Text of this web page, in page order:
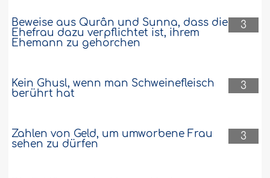
3
Beweise aus Qurân und Sunna, dass die
Ehefrau dazu verpflichtet ist, ihrem
Ehemann zu gehorchen
3
Kein Ghusl, wenn man Schweinefleisch
berührt hat
3
Zahlen von Geld, um umworbene Frau
sehen zu dürfen